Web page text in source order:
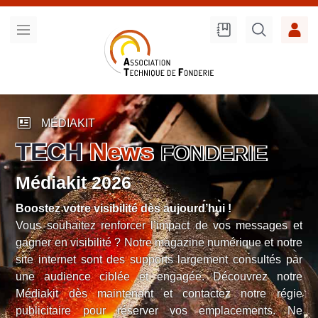
sur le site
TECHNews FONDERIE
Médiakit 2026
newsmode MÉDIAKIT
Boostez votre visibilité dès aujourd’hui !
Vous souhaitez renforcer l’impact de vos messages et
gagner en visibilité ? Notre magazine numérique et notre
site internet sont des supports largement consultés par
une audience ciblée et engagée. Découvrez notre
Médiakit dès maintenant et contactez notre régie
publicitaire pour réserver vos emplacements. Ne